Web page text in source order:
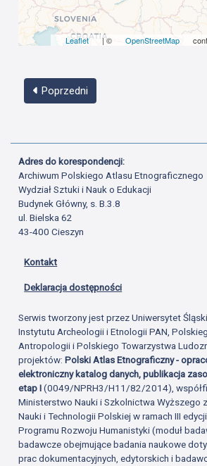
Leaflet | © OpenStreetMap
Poprzedni
Adres do korespondencji:
Archiwum Polskiego Atlasu Etnograficznego
Wydział Sztuki i Nauk o Edukacji
Budynek Główny, s. B.3.8
ul. Bielska 62
43-400 Cieszyn
Kontakt
Deklaracja dostępności
Serwis tworzony jest przez Uniwersytet
Instytutu Archeologii i Etnologii PAN,
Antropologii i Polskiego Towarzystwa
projektów:Polski Atlas Etnograficzny -
elektroniczny katalog danych, publikacja
etap I(0049/NPRH3/H11/82/2014),
Ministerstwo Nauki i Szkolnictwa Wyższego
Nauki i Technologii Polskiej w ramach III
Programu Rozwoju Humanistyki (moduł
badawcze obejmujące badania naukowe
prac dokumentacyjnych, edytorskich i